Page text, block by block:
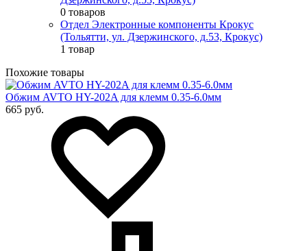
0 товаров
Отдел Электронные компоненты Крокус
(Тольятти, ул. Дзержинского, д.53, Крокус)
1 товар
Похожие товары
Обжим AVTO HY-202A для клемм 0.35-6.0мм
665 руб.